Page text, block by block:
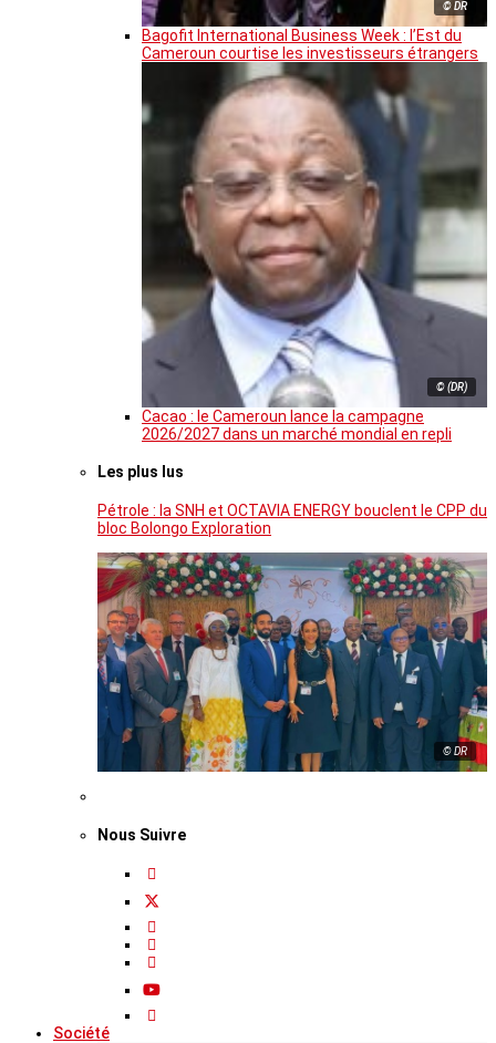
© DR
Bagofit International Business Week : l’Est du
Cameroun courtise les investisseurs étrangers
© (DR)
Cacao : le Cameroun lance la campagne
2026/2027 dans un marché mondial en repli
Les plus lus
Pétrole : la SNH et OCTAVIA ENERGY bouclent le CPP du
bloc Bolongo Exploration
© DR
Nous Suivre
Société